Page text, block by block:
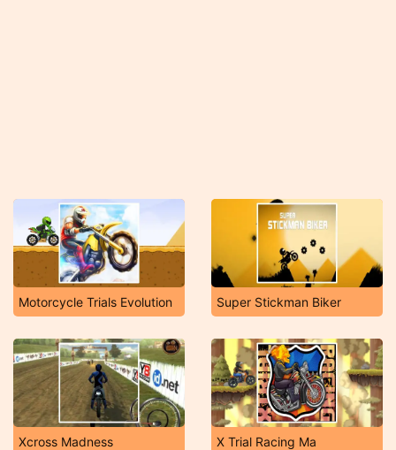
Motorcycle Trials Evolution Super Stickman Biker
Xcross Madness X Trial Racing Ma